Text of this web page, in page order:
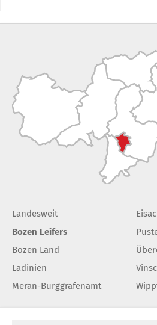
Landesweit
Bozen Leifers
Bozen Land
Ladinien
Meran-Burggrafenamt